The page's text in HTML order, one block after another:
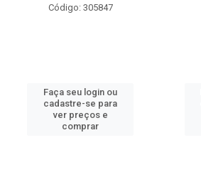
Código: 305847
Faça seu login ou
cadastre-se para
ver preços e
comprar